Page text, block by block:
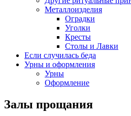
Металлоизделия
Оградки
Уголки
Кресты
Столы и Лавки
Если случилась беда
Урны и оформления
Урны
Оформление
Залы прощания